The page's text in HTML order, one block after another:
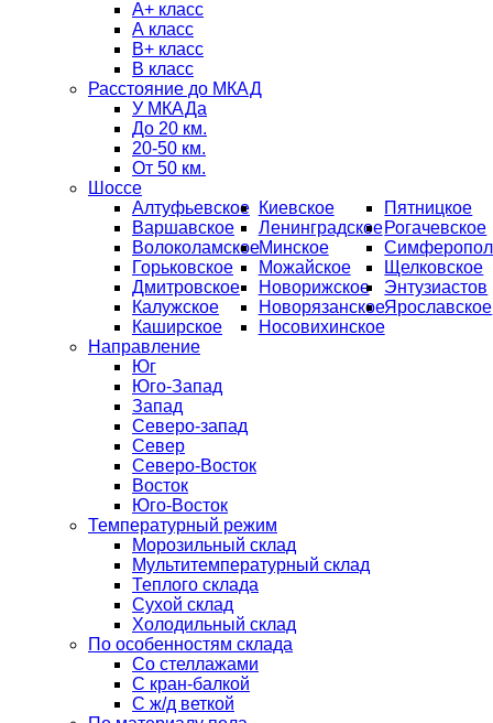
А+ класс
А класс
B+ класс
В класс
Расстояние до МКАД
У МКАДа
До 20 км.
20-50 км.
От 50 км.
Шоссе
Алтуфьевское
Варшавское
Волоколамское
Горьковское
Дмитровское
Калужское
Каширское
Киевское
Ленинградское
Минское
Можайское
Новорижское
Новорязанское
Носовихинское
Пятницкое
Рогачевское
Щелковское
Энтузиастов
Ярославское
Направление
Юг
Юго-Запад
Запад
Северо-запад
Север
Северо-Восток
Восток
Юго-Восток
Температурный режим
Морозильный склад
Мультитемпературный склад
Теплого склада
Сухой склад
Холодильный склад
По особенностям склада
Со стеллажами
С кран-балкой
С ж/д веткой